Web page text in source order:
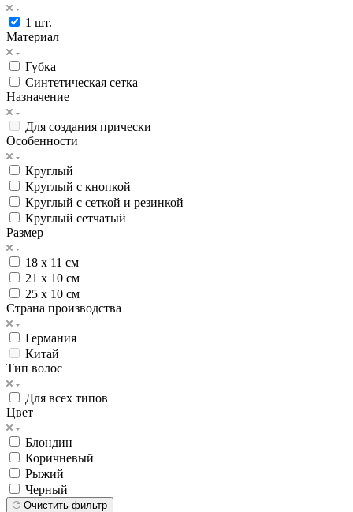
1 шт.
Материал
Губка
Синтетическая сетка
Назначение
Для создания прически
Особенности
Круглый
Круглый с кнопкой
Круглый с сеткой и резинкой
Круглый сетчатый
Размер
18 х 11 см
21 х 10 см
25 х 10 см
Страна производства
Германия
Китай
Тип волос
Для всех типов
Цвет
Блондин
Коричневый
Рыжий
Черный
Очистить фильтр